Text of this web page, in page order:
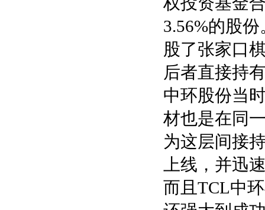
3.56%的股
股了张家口
后者直接持
中环股份当
材也是在同
为这层间接
上线，并迅
而且TCL中